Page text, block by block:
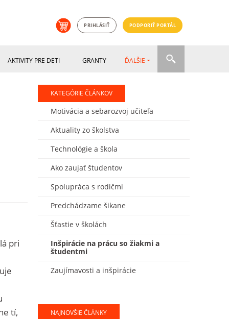
PRIHLÁSIŤ PODPORIŤ PORTÁL
AKTIVITY PRE DETI GRANTY ĎALŠIE
pri
tí,
KATEGÓRIE ČLÁNKOV
Motivácia a sebarozvoj učiteľa
Aktuality zo školstva
Technológie a škola
Ako zaujať študentov
Spolupráca s rodičmi
Predchádzame šikane
Šťastie v školách
Inšpirácie na prácu so žiakmi a
študentmi
Zaujímavosti a inšpirácie
NAJNOVŠIE ČLÁNKY